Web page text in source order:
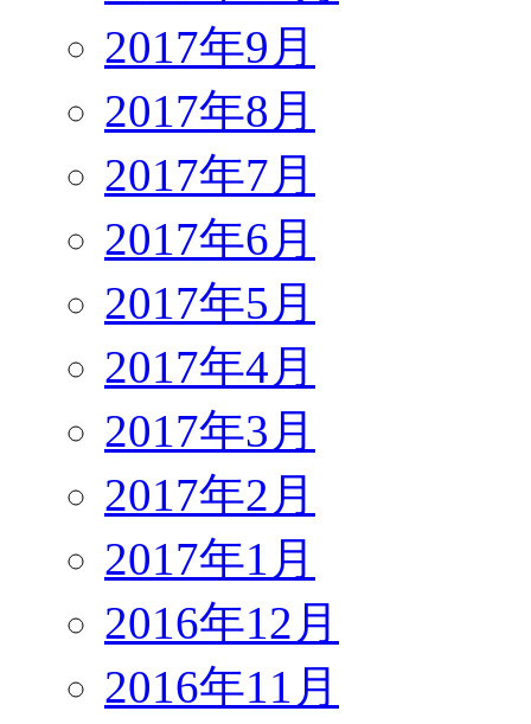
2017年9月
2017年8月
2017年7月
2017年6月
2017年5月
2017年4月
2017年3月
2017年2月
2017年1月
2016年12月
2016年11月